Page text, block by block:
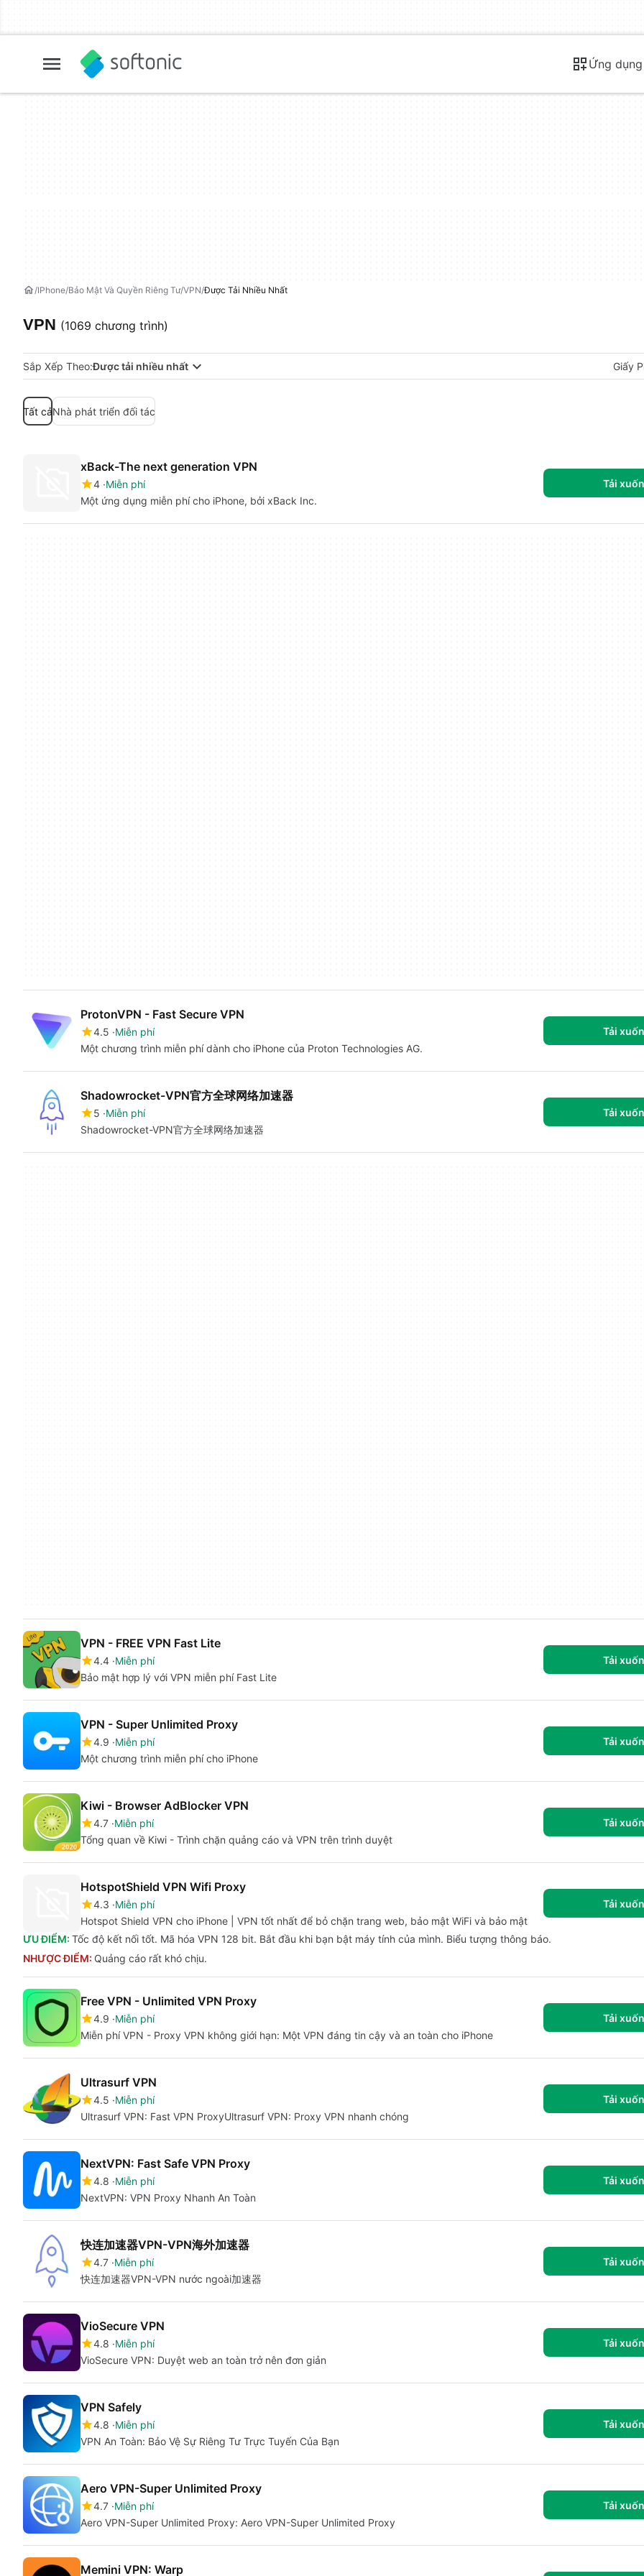
Ứng dụng
IPhone Bảo Mật Và Quyền Riêng Tư VPN Được Tải Nhiều Nhất
VPN (1069 chương trình)
Sắp Xếp Theo:Được tải nhiều nhất Giấy
Tất cảNhà phát triển đối tác
xBack-The next generation VPN
4 Miễn phí
Một ứng dụng miễn phí cho iPhone, bởi xBack Inc.
Tải
ProtonVPN - Fast Secure VPN
4.5 Miễn phí
Một chương trình miễn phí dành cho iPhone của Proton Technologies AG.
Tải
Shadowrocket-VPN官方全球网络加速器
5 Miễn phí
Shadowrocket-VPN官方全球网络加速器
Tải
VPN - FREE VPN Fast Lite
4.4 Miễn phí
Bảo mật hợp lý với VPN miễn phí Fast Lite
Tải
VPN - Super Unlimited Proxy
4.9 Miễn phí
Một chương trình miễn phí cho iPhone
Tải
Kiwi - Browser AdBlocker VPN
4.7 Miễn phí
Tổng quan về Kiwi - Trình chặn quảng cáo và VPN trên trình duyệt
Tải
HotspotShield VPN Wifi Proxy
4.3 Miễn phí
Hotspot Shield VPN cho iPhone | VPN tốt nhất để bỏ chặn trang web, bảo mật WiFi và bảo mật
Tải
ƯU ĐIỂM: Tốc độ kết nối tốt. Mã hóa VPN 128 bit. Bắt đầu khi bạn bật máy tính của mình. Biểu tượng thông báo.
NHƯỢC ĐIỂM: Quảng cáo rất khó chịu.
Free VPN - Unlimited VPN Proxy
4.9 Miễn phí
Miễn phí VPN - Proxy VPN không giới hạn: Một VPN đáng tin cậy và an toàn cho iPhone
Tải
Ultrasurf VPN
4.5 Miễn phí
Ultrasurf VPN: Fast VPN ProxyUltrasurf VPN: Proxy VPN nhanh chóng
Tải
NextVPN: Fast Safe VPN Proxy
4.8 Miễn phí
NextVPN: VPN Proxy Nhanh An Toàn
Tải
快连加速器VPN-VPN海外加速器
4.7 Miễn phí
快连加速器VPN-VPN nước ngoài加速器
Tải
VioSecure VPN
4.8 Miễn phí
VioSecure VPN: Duyệt web an toàn trở nên đơn giản
Tải
VPN Safely
4.8 Miễn phí
VPN An Toàn: Bảo Vệ Sự Riêng Tư Trực Tuyến Của Bạn
Tải
Aero VPN-Super Unlimited Proxy
4.7 Miễn phí
Aero VPN-Super Unlimited Proxy: Aero VPN-Super Unlimited Proxy
Tải
Memini VPN: Warp